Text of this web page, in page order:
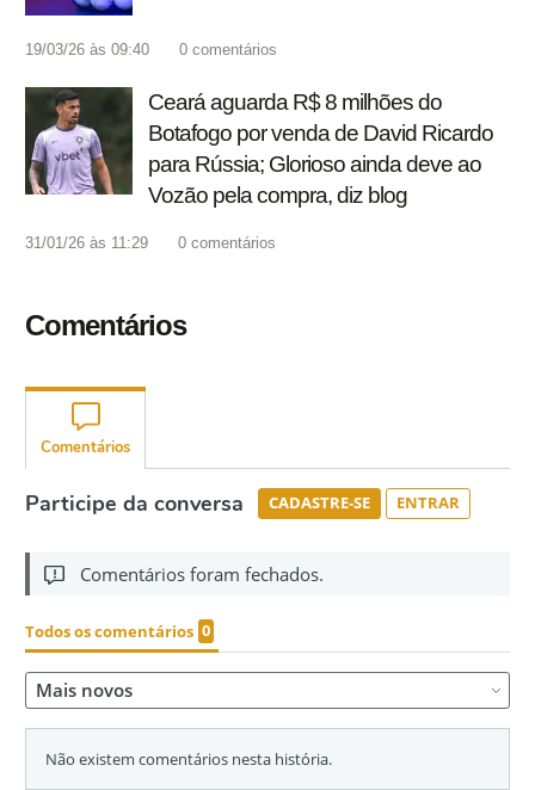
19/03/26 às 09:40 0 comentários
Ceará aguarda R$ 8 milhões do
Botafogo por venda de David Ricardo
para Rússia; Glorioso ainda deve ao
Vozão pela compra, diz blog
31/01/26 às 11:29 0 comentários
Comentários